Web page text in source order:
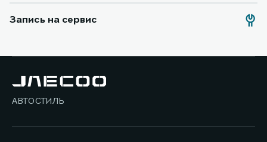
Запись на сервис
АВТОСТИЛЬ